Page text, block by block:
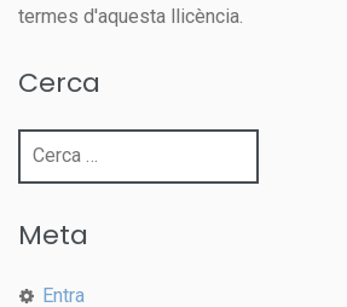
termes d'aquesta llicència.
Cerca
Cerca:
Meta
Entra